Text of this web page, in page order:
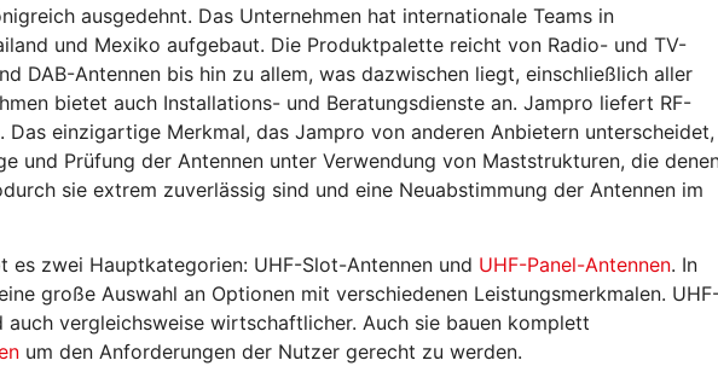
ausgedehnt. Das Unternehmen hat internationale Teams in
und Mexiko aufgebaut. Die Produktpalette reicht von Radio- und TV-
DAB-Antennen bis hin zu allem, was dazwischen liegt, einschließlich aller
bietet auch Installations- und Beratungsdienste an. Jampro liefert RF-
Das einzigartige Merkmal, das Jampro von anderen Anbietern unterscheidet,
und Prüfung der Antennen unter Verwendung von Maststrukturen, die
sie extrem zuverlässig sind und eine Neuabstimmung der Antennen im
es zwei Hauptkategorien: UHF-Slot-Antennen und UHF-Panel-Antennen. In
große Auswahl an Optionen mit verschiedenen Leistungsmerkmalen.
auch vergleichsweise wirtschaftlicher. Auch sie bauen komplett
um den Anforderungen der Nutzer gerecht zu werden.